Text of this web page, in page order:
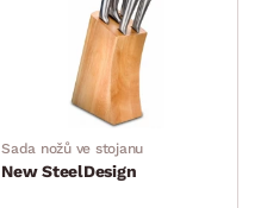
Sada nožů ve stojanu
New SteelDesign